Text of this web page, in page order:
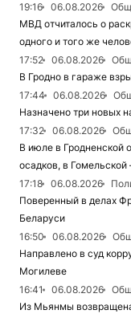
19:16
06.08.2026
МВД отчиталось о
одного и того же
17:52
06.08.2026
В Гродно в гараже
17:44
06.08.2026
Назначено три новых
17:32
06.08.2026
В июле в Гродненской
осадков, в
17:18
06.08.2026
Поверенный в делах
Беларуси
16:50
06.08.2026
Направлено в суд
Могилеве
16:41
06.08.2026
Из Мьянмы